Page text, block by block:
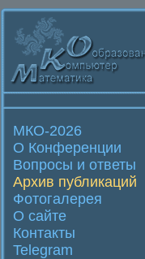
МКО-2026
О Конференции
Вопросы и ответы
Архив публикаций
Фотогалерея
О сайте
Контакты
Telegram